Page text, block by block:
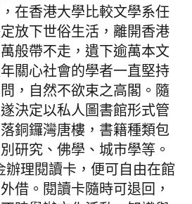
在香港大學比較文學系任
放下世俗生活 ，離開香港
般帶不走 ，遺 下逾萬本文
關心社會的學者一直堅持
，自然不欲束之高閣 。隨
決定以私人圖書館形式管
銅鑼灣唐樓，書籍種類包
研究、佛學、城市學等。
理閱讀卡，便可自由在館
借。閱讀卡隨時可退回，